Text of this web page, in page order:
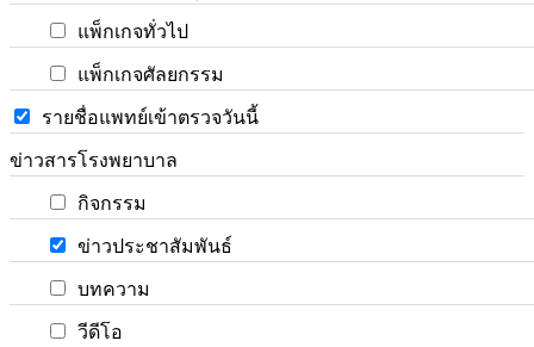
แพ็กเกจทั่วไป
แพ็กเกจศัลยกรรม
รายชื่อแพทย์เข้าตรวจวันนี้
ข่าวสารโรงพยาบาล
กิจกรรม
ข่าวประชาสัมพันธ์
บทความ
วีดีโอ